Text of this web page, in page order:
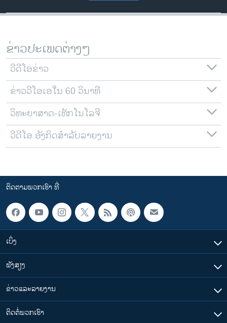
ຂ່າວປະເພດຕ່າງໆ
ວີດີໂອຂ່າວ
ຂ່າວວີໂອເອໃນ 60 ວິນາທີ
ວິທະຍາສາດ-ເທັກໂນໂລຈີ
ວີດີໂອ ອັງກິດສຳລັບລາຍງານ
ຕິດຕາມພວກເຮົາ ທີ່
ເບິ່ງ
ຟັງສຽງ
ຂ່າວແລະລາຍງານ
ຕິດຕໍ່ພວກເຮົາ